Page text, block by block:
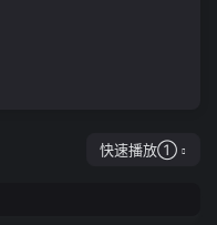
东西部、湖北北部等
内蒙古河套地区乃至
林东部、西藏东南一隅
快速播放①